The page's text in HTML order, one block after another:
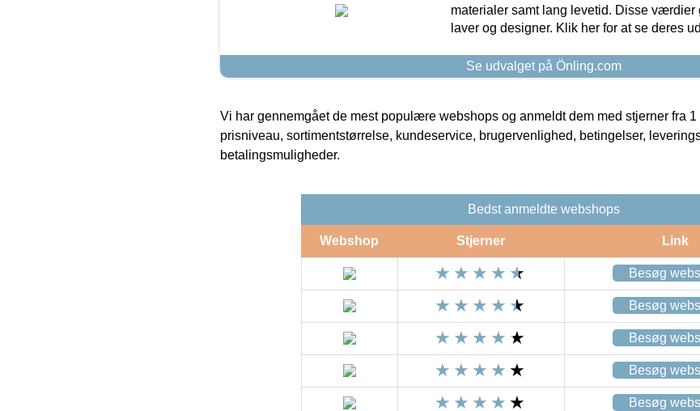
materialer samt lang levetid. Disse værdier
laver og designer. Klik her for at se deres
Se udvalget på Önling.com
Vi har gennemgået de mest populære webshops og anmeldt dem med stjerner fra 1
prisniveau, sortimentstørrelse, kundeservice, brugervenlighed, betingelser,
betalingsmuligheder.
Bedst anmeldte webshops
Webshop Stjerner Link
Besøg
Besøg
Besøg
Besøg
Besøg